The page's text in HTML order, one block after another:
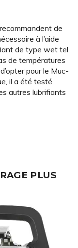
de
à l’aide
de type wet tel
de températures
pour le Muc-
il a été testé
autres lubrifiants
PLUS